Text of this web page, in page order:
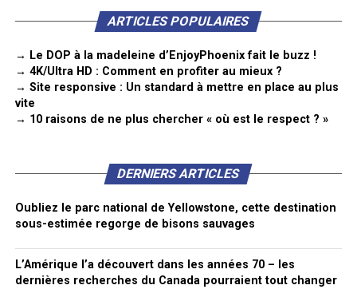
ARTICLES POPULAIRES
→ Le DOP à la madeleine d’EnjoyPhoenix fait le buzz !
→ 4K/Ultra HD : Comment en profiter au mieux ?
→ Site responsive : Un standard à mettre en place au plus
vite
→ 10 raisons de ne plus chercher « où est le respect ? »
DERNIERS ARTICLES
Oubliez le parc national de Yellowstone, cette destination
sous-estimée regorge de bisons sauvages
L’Amérique l’a découvert dans les années 70 – les
dernières recherches du Canada pourraient tout changer